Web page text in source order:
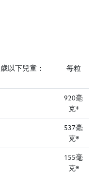
以下兒童：
每粒
920毫
克*
537毫
克*
155毫
克*